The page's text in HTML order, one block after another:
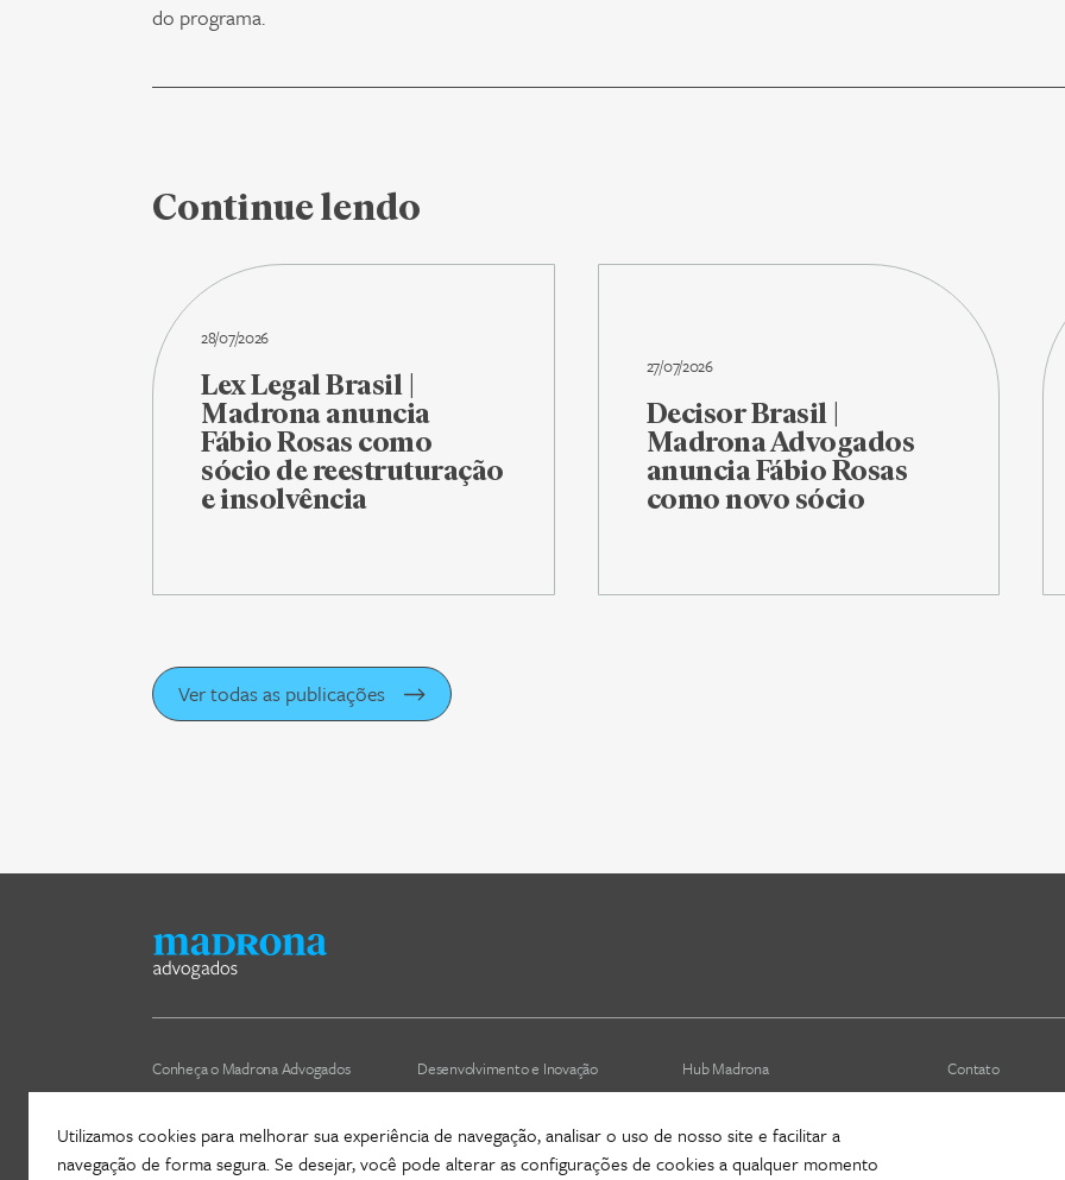
do programa.
Continue lendo
28/07/2026
Lex Legal Brasil |
Madrona anuncia
Fábio Rosas como
sócio de reestruturação
e insolvência
27/07/2026
Decisor Brasil |
Madrona Advogados
anuncia Fábio Rosas
como novo sócio
Ver todas as publicações
Conheça o Madrona Advogados
ESG
Desenvolvimento e Inovação
Nossos profissionais (depreciado)
Hub Madrona
Proteção de Dados e Privacidade
Contato
Utilizamos cookies para melhorar sua experiência de navegação, analisar o uso de nosso site e facilitar a
navegação de forma segura. Se desejar, você pode alterar as configurações de cookies a qualquer momento